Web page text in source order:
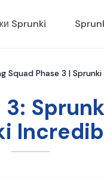
Sprunki
Squad Phase 3 |